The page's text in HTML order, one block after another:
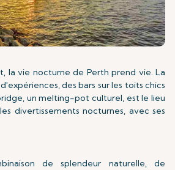
la vie nocturne de Perth prend vie. La
des bars sur les toits chics
un melting-pot culturel, est le lieu
divertissements nocturnes, avec ses
de splendeur naturelle, de